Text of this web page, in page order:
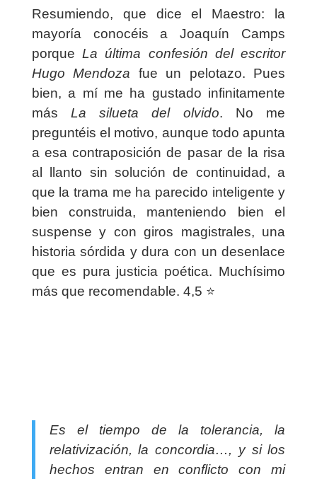
Resumiendo, que dice el Maestro: la
mayoría conocéis a Joaquín Camps
porqueLa última confesión del escritor
Hugo Mendoza fue un pelotazo. Pues
bien, a mí me ha gustado infinitamente
másLa silueta del olvido. No me
preguntéis el motivo, aunque todo apunta
a esa contraposición de pasar de la risa
al llanto sin solución de continuidad, a
que la trama me ha parecido inteligente y
bien construida, manteniendo bien el
suspense y con giros magistrales, una
historia sórdida y dura con un desenlace
que es pura justicia poética. Muchísimo
más que recomendable. 4,5 ⭐️
Es el tiempo de la tolerancia, la
relativización, la concordia…, y si los
hechos entran en conflicto con mi